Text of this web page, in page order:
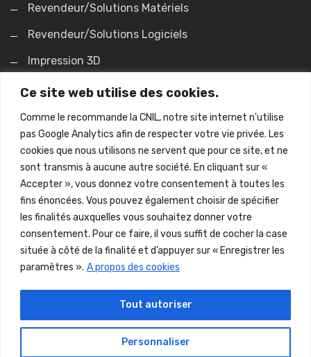
Ce site web utilise des cookies.
Comme le recommande la CNIL, notre site internet n'utilise
pas Google Analytics afin de respecter votre vie privée. Les
cookies que nous utilisons ne servent que pour ce site, et ne
sont transmis à aucune autre société. En cliquant sur «
Accepter », vous donnez votre consentement à toutes les
fins énoncées. Vous pouvez également choisir de spécifier
les finalités auxquelles vous souhaitez donner votre
consentement. Pour ce faire, il vous suffit de cocher la case
située à côté de la finalité et d’appuyer sur « Enregistrer les
paramètres ». A propos des cookies
Personnaliser
Tout autoriser
Revendeur/Solutions Matériels
Revendeur/Solutions Logiciels
Impression 3D
Prestations Etudes et infographie
Liens utiles
Actualités
Contact
Mentions légales
Conditions d’utilisation